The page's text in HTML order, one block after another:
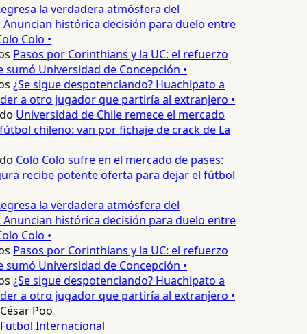
la verdadera atmósfera del
histórica decisión para duelo entre
Colo •
Pasos por Corinthians y la UC: el refuerzo
Universidad de Concepción •
¿Se sigue despotenciando? Huachipato a
a otro jugador que partiría al extranjero •
Universidad de Chile remece el mercado
chileno: van por fichaje de crack de La
Colo Colo sufre en el mercado de pases:
recibe potente oferta para dejar el fútbol
la verdadera atmósfera del
histórica decisión para duelo entre
Colo •
Pasos por Corinthians y la UC: el refuerzo
Universidad de Concepción •
¿Se sigue despotenciando? Huachipato a
a otro jugador que partiría al extranjero •
César Poo
Futbol Internacional